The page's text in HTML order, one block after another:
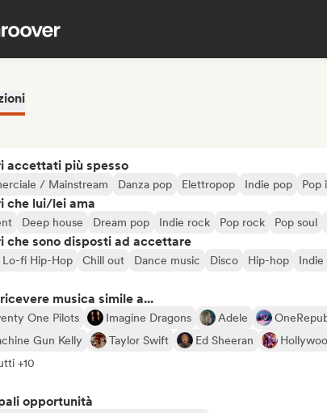
accettati più spesso
/ Mainstream Danza pop Elettropop Indie pop Pop
che lui/lei ama
Deep house Dream pop Indie rock Pop rock Pop soul
che sono disposti ad accettare
fi Hip-Hop Chill out Dance music Disco Hip-hop Indie
musica simile a...
One Pilots Imagine Dragons Adele
Gun Kelly
Taylor Swift Ed Sheeran
+10
opportunità